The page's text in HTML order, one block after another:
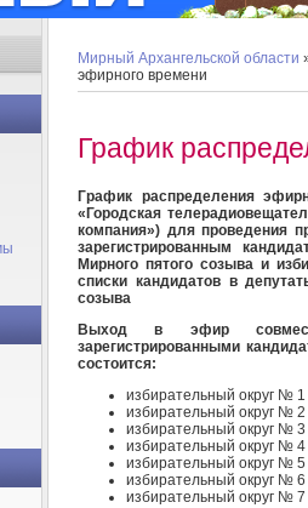
Мирный Архангельской области
эфирного времени
График
График распределения
«Городская
компания») для проведения
зарегистрированным
Мирного пятого созыва и
списки кандидатов в
созыва
Выход в эфир
зарегистрированными
состоится:
избирательный округ №
избирательный округ №
избирательный округ №
избирательный округ №
избирательный округ №
избирательный округ №
избирательный округ №